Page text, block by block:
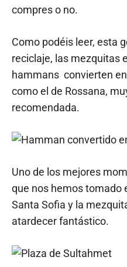
compres o no.
Como podéis leer, esta
reciclaje, las mezquitas
hammans convierten
como el de Rossana,
recomendada.
Uno de los mejores
que nos hemos tomado
Santa Sofia y la
atardecer fantástico.